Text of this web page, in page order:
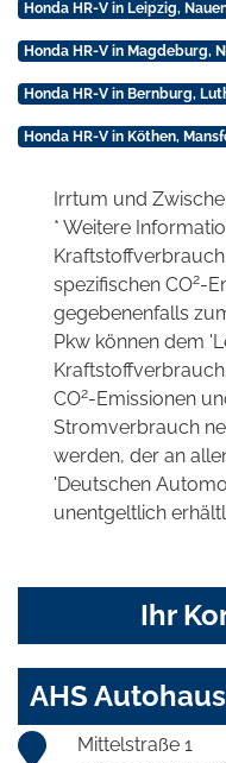
Honda HR-V in Leipzig,
Honda HR-V in Magdeburg,
Honda HR-V in Bernburg,
Honda HR-V in Köthen,
Irrtum und
* Weitere
spezifischen CO2-
gegebenenfalls
Pkw können dem
CO2-Emissionen
Stromverbrauch
werden, der an
'Deutschen
unentgeltlich
Ihr
AHS
Mittelstraße 1